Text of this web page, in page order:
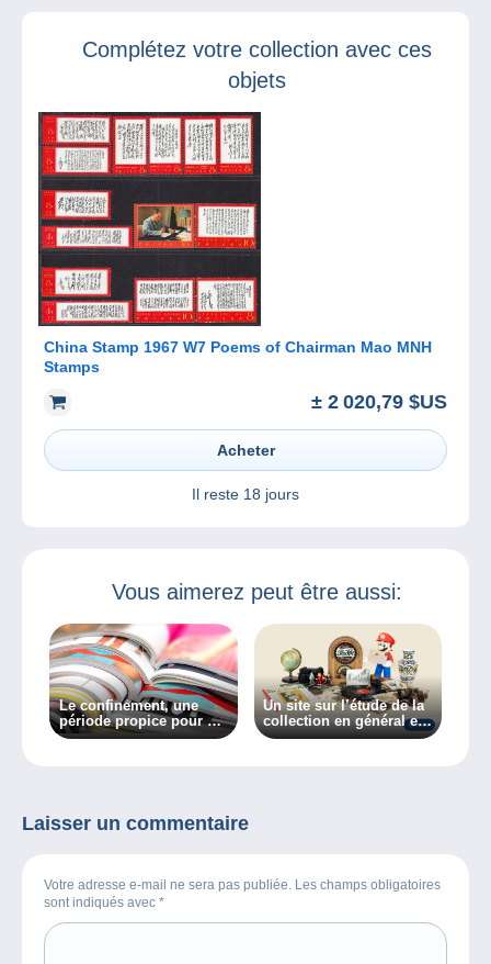
Complétez votre collection avec ces
objets
China Stamp 1967 W7 Poems of Chairman Mao MNH
Stamps
± 2 020,79 $US
Acheter
Il reste 18 jours
Vous aimerez peut être aussi:
Le confinement, une
période propice pour se
renseigner.
Un site sur l’étude de la
collection en général et
des collectionneurs en
Laisser un commentaire
Votre adresse e-mail ne sera pas publiée. Les champs obligatoires
sont indiqués avec *